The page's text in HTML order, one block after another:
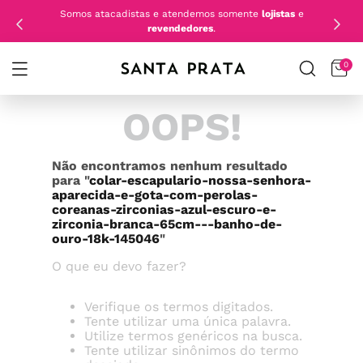
Somos atacadistas e atendemos somente lojistase
revendedores.
0
OOPS!
Não encontramos nenhum resultado
para "colar-escapulario-nossa-senhora-
aparecida-e-gota-com-perolas-
coreanas-zirconias-azul-escuro-e-
zirconia-branca-65cm---banho-de-
ouro-18k-145046"
O que eu devo fazer?
Verifique os termos digitados.
Tente utilizar uma única palavra.
Utilize termos genéricos na busca.
Tente utilizar sinônimos do termo